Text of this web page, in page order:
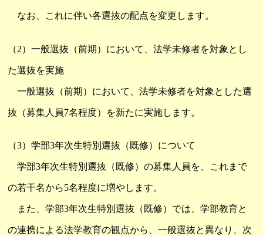
なお、これに伴い各選抜の配点を変更します。
（2）一般選抜（前期）において、法学未修者を対象とし
た選抜を実施
一般選抜（前期）において、法学未修者を対象とした選
抜（募集人員7名程度）を新たに実施します。
（3）学部3年次生特別選抜（既修）について
学部3年次生特別選抜（既修）の募集人員を、これまで
の若干名から5名程度に増やします。
また、学部3年次生特別選抜（既修）では、学部教育と
の連携による法学教育の観点から、一般選抜と異なり、次